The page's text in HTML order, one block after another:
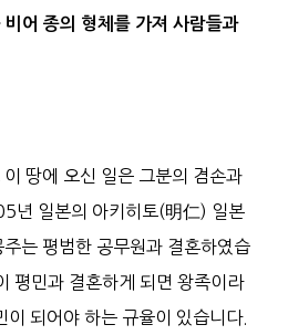
비어 종의 형체 를 가져 사람들과
땅에 오신 일은 그분의 겸손과
년 일본의 아키히토(明仁) 일본
는 평범한 공무원과 결혼하였습
평민과 결혼하게 되면 왕족이라
이 되어야 하는 규율이 있습니다.